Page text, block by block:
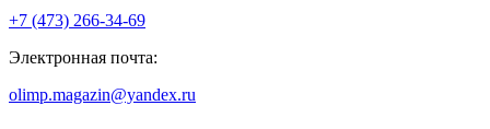
+7 (473) 266-34-69
Электронная почта:
olimp.magazin@yandex.ru